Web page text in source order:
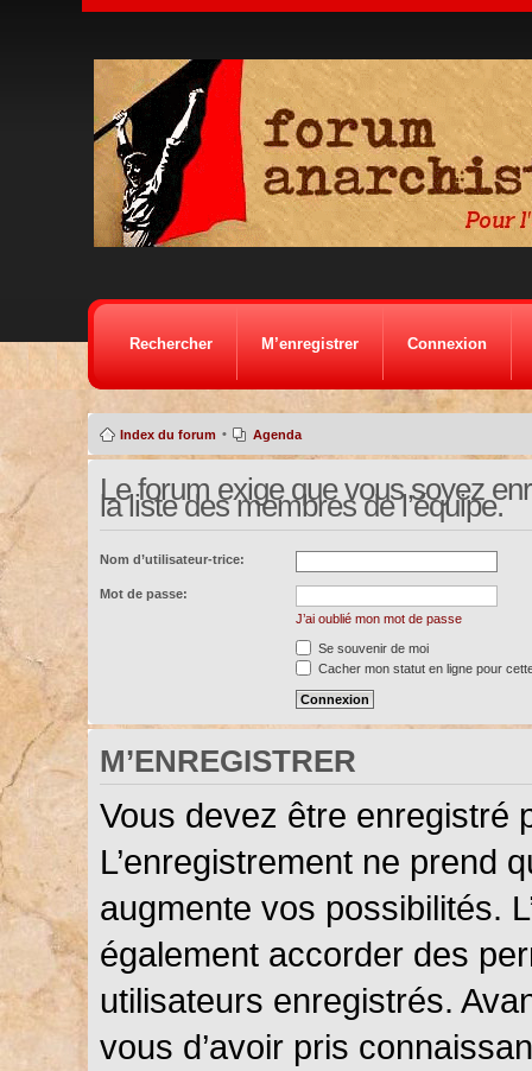
Rechercher M’enregistrer Connexion
Index du forum • Agenda
Le forum exige que vous soyez
la liste des membres de l’équipe.
Nom d’utilisateur-trice:
Mot de passe:
J’ai oublié mon mot de passe
Se souvenir de moi
Cacher mon statut en ligne pour
M’ENREGISTRER
Vous devez être enregistré
L’enregistrement ne prend
augmente vos possibilités.
également accorder des
utilisateurs enregistrés.
vous d’avoir pris